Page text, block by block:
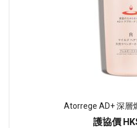
Atorrege AD+ 深層
護協價